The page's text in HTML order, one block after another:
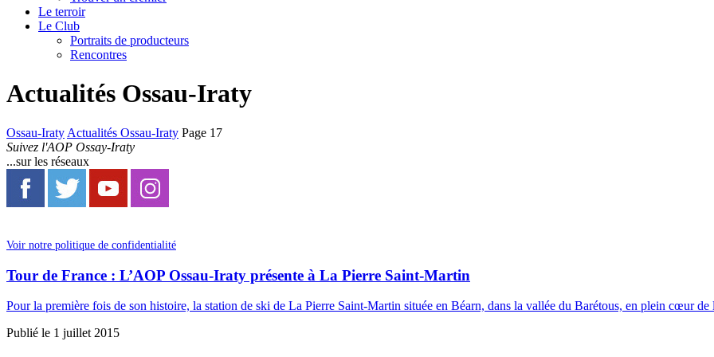
Le terroir
Le Club
Portraits de producteurs
Rencontres
Actualités Ossau-Iraty
Ossau-Iraty Actualités Ossau-Iraty Page 17
Suivez l'AOP Ossay-Iraty
...sur les réseaux
Voir notre politique de confidentialité
Tour de France : L’AOP Ossau-Iraty présente à La Pierre Saint-Martin
Pour la première fois de son histoire, la station de ski de La Pierre Saint-Martin située en Béarn, dans la vallée du Barétous, en plein cœur
Publié le 1 juillet 2015